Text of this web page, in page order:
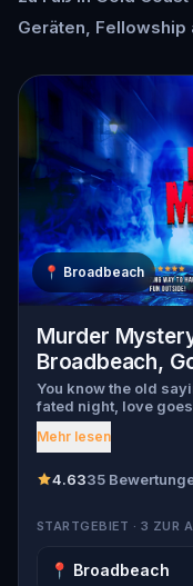
Geräten, Fellowship
📍 Broadbeach
Murder
Broadbeach,
You know the old
fated night, love
and Walter Bridges .
found dead during a
Walter, the obsessed
suspects, and
down all the crucial
Mehr lesen
4.6335
STARTGEBIET · 3 ZUR